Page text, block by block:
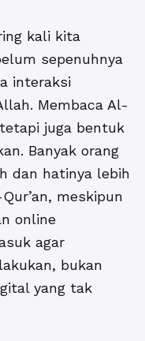
kali kita
sepenuhnya
interaksi
Membaca Al-
juga bentuk
Banyak orang
dan hatinya lebih
meskipun
online
agar
bukan
yang tak